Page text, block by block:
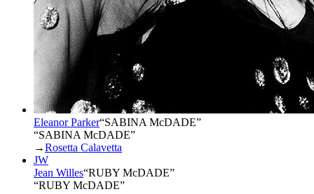
Eleanor Parker“SABINA McDADE”
“SABINA McDADE”
→Rosetta Calavetta
JW
Jean Willes“RUBY McDADE”
“RUBY McDADE”